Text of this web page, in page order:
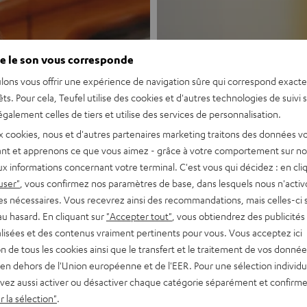
MOTIV®
Enceinte
Découvrir
Nouveau
le son vous corresponde
vous offrir une expérience de navigation sûre qui correspond
Pour cela, Teufel utilise des cookies et d'autres technologies de suivi
celles de tiers et utilise des services de personnalisation.
cookies, nous et d'autres partenaires marketing traitons des données
et apprenons ce que vous aimez - grâce à votre comportement sur
informations concernant votre terminal. C'est vous qui décidez : en
, vous confirmez nos paramètres de base, dans lesquels nous
nécessaires. Vous recevrez ainsi des recommandations, mais celles-ci
hasard. En cliquant sur "Accepter tout" , vous obtiendrez des publicités
et des contenus vraiment pertinents pour vous. Vous acceptez ici
de tous les cookies ainsi que le transfert et le traitement de vos
dehors de l'Union européenne et de l'EER. Pour une sélection
aussi activer ou désactiver chaque catégorie séparément et
la sélection"